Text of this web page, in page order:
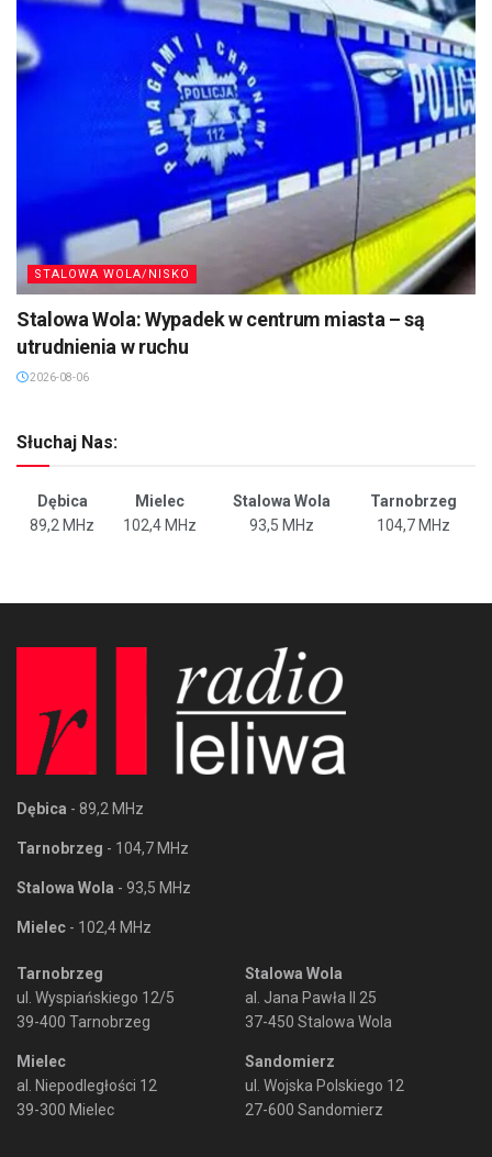
STALOWA WOLA/NISKO
Stalowa Wola: Wypadek w centrum miasta – są
utrudnienia w ruchu
2026-08-06
Słuchaj Nas:
Dębica Mielec Stalowa Wola
Tarnobrzeg
89,2 MHz
102,4 MHz 93,5 MHz 104,7 MHz
Dębica - 89,2 MHz
Tarnobrzeg - 104,7 MHz
Stalowa Wola - 93,5 MHz
Mielec - 102,4 MHz
Tarnobrzeg
ul. Wyspiańskiego 12/5
39-400 Tarnobrzeg
Mielec
al. Niepodległości 12
39-300 Mielec
Stalowa Wola
al. Jana Pawła II 25
37-450 Stalowa Wola
Sandomierz
ul. Wojska Polskiego 12
27-600 Sandomierz